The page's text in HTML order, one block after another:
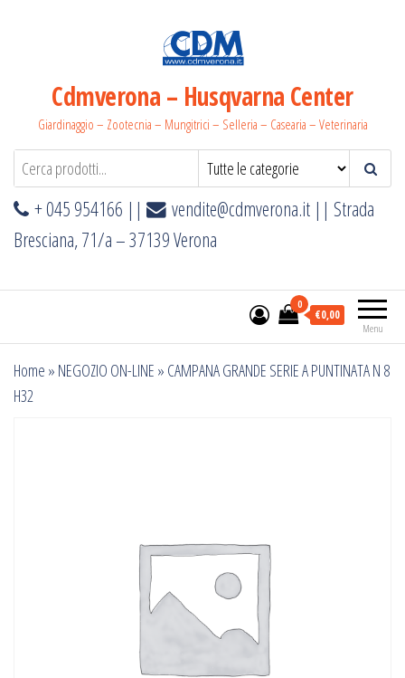
Cdmverona – Husqvarna Center
Giardinaggio – Zootecnia – Mungitrici – Selleria – Casearia – Veterinaria
+ 045 954166 || vendite@cdmverona.it || Strada
Bresciana, 71/a – 37139 Verona
Menu
0
€0,00
Home » NEGOZIO ON-LINE » CAMPANA GRANDE SERIE A PUNTINATA N 8
H32